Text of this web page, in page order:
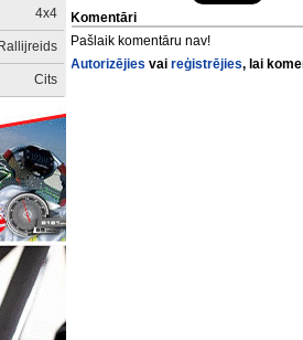
4x4
Rallijreids
Cits
Komentāri
Pašlaik komentāru nav!
Autorizējies vaireģistrējies, lai